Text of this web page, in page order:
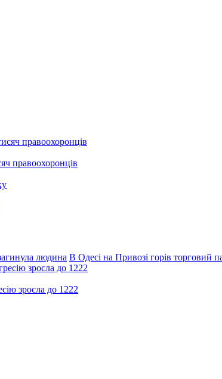
правоохоронців
людина В Одесі на Привозі горів торговий
зросла до 1222